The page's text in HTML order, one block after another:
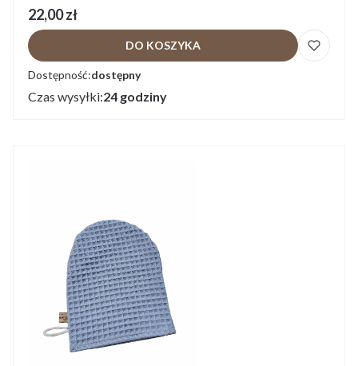
Cena
22,00 zł
DO KOSZYKA
Dostępność:dostępny
Czas wysyłki:24 godziny